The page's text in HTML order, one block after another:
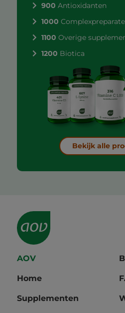
900Antioxidanten
1000
1100Overige
1200 Biotica
Bekijk alle
AOV
Home
Supplementen